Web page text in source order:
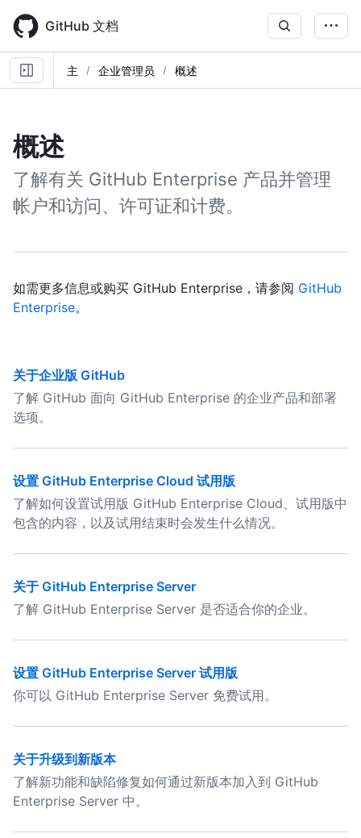
main
content
GitHub 文档
主 企业管理员 概述
概述
了解有关 GitHub Enterprise 产品并管理
帐户和访问、许可证和计费。
如需更多信息或购买 GitHub Enterprise，请参阅 GitHub
Enterprise。
关于企业版 GitHub
了解 GitHub 面向 GitHub Enterprise 的企业产品和部署
选项。
设置 GitHub Enterprise Cloud 试用版
了解如何设置试用版 GitHub Enterprise Cloud、试用版中
包含的内容，以及试用结束时会发生什么情况。
关于 GitHub Enterprise Server
了解 GitHub Enterprise Server 是否适合你的企业。
设置 GitHub Enterprise Server 试用版
你可以 GitHub Enterprise Server 免费试用。
关于升级到新版本
了解新功能和缺陷修复如何通过新版本加入到 GitHub
Enterprise Server 中。